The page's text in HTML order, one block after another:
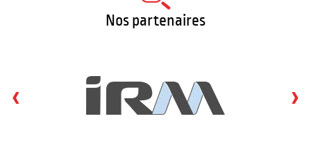
Nos partenaires
‹ ›